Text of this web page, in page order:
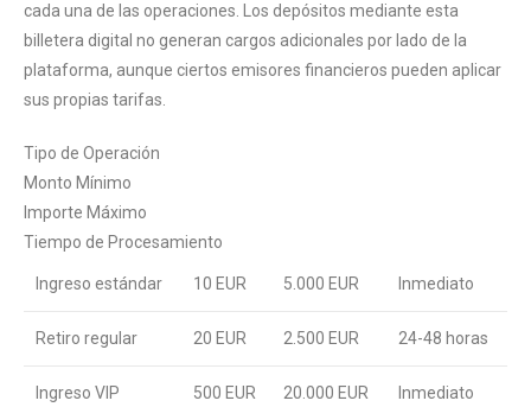
cada una de las operaciones. Los depósitos mediante esta
billetera digital no generan cargos adicionales por lado de la
plataforma, aunque ciertos emisores financieros pueden aplicar
sus propias tarifas.
Tipo de Operación
Monto Mínimo
Importe Máximo
Tiempo de Procesamiento
Ingreso estándar 10 EUR 5.000 EUR Inmediato
Retiro regular 20 EUR 2.500 EUR 24-48 horas
Ingreso VIP 500 EUR 20.000 EUR Inmediato